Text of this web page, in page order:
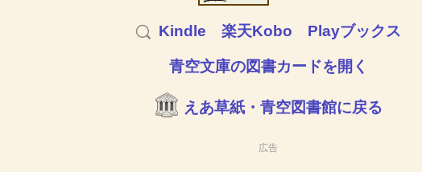
Kindle 楽天Kobo Playブックス
青空文庫の図書カードを開く
えあ草紙・青空図書館に戻る
広告